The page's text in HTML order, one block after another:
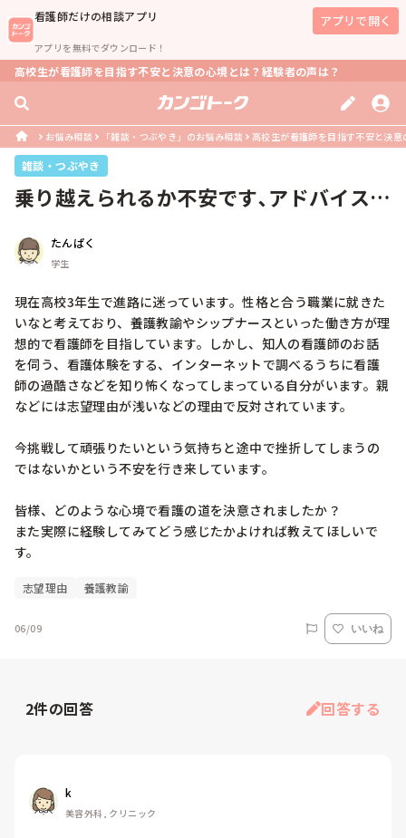
看護師だけの相談アプリ
アプリを無料でダウンロード！
アプリで開く
高校生が看護師を目指す不安と決意の心境とは？経験者の声は？
お悩み相談 「雑談・つぶやき」のお悩み相談 高校生が看護師を目指す不安と決
雑談・つぶやき
乗り越えられるか不安です､アドバイス欲
たんぱく
学生
現在高校3年生で進路に迷っています。性格と合う職業に就きた
いなと考えており、養護教諭やシップナースといった働き方が理
想的で看護師を目指しています。しかし、知人の看護師のお話
を伺う、看護体験をする、インターネットで調べるうちに看護
師の過酷さなどを知り怖くなってしまっている自分がいます。親
などには志望理由が浅いなどの理由で反対されています。
今挑戦して頑張りたいという気持ちと途中で挫折してしまうの
ではないかという不安を行き来しています。
皆様、どのような心境で看護の道を決意されましたか？
また実際に経験してみてどう感じたかよければ教えてほしいで
志望理由 養護教諭
06/09 いいね
2件の回答 回答する
k
美容外科, クリニック